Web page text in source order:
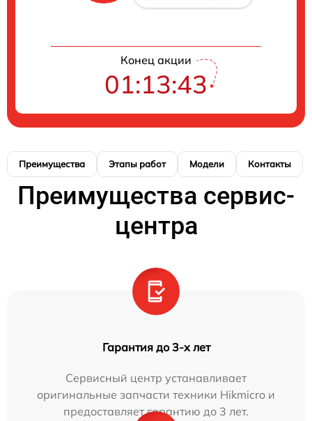
Конец акции
01:13:42
Преимущества Этапы работ Модели Контакты
Преимущества сервис-
центра
Гарантия до 3-х лет
Сервисный центр устанавливает
оригинальные запчасти техники Hikmicro и
предоставляет гарантию до 3 лет.